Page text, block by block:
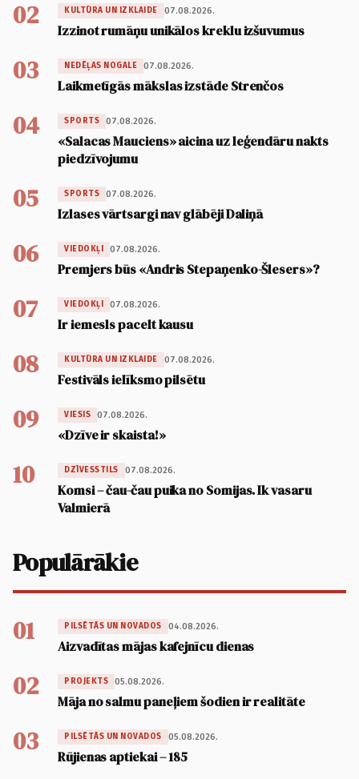
02 KULTŪRA UN IZKLAIDE 07.08.2026.
Izzinot rumāņu unikālos kreklu izšuvumus
03 NEDĒĻAS NOGALE 07.08.2026.
Laikmetīgās mākslas izstāde Strenčos
04 SPORTS 07.08.2026.
«Salacas Mauciens» aicina uz leģendāru nakts
piedzīvojumu
05 SPORTS 07.08.2026.
Izlases vārtsargi nav glābēji Daliņā
06 VIEDOKĻI 07.08.2026.
Premjers būs «Andris Stepaņenko-Šlesers»?
07 VIEDOKĻI 07.08.2026.
Ir iemesls pacelt kausu
08 KULTŪRA UN IZKLAIDE 07.08.2026.
Festivāls ielīksmo pilsētu
09 VIESIS 07.08.2026.
«Dzīve ir skaista!»
10 DZĪVESSTILS 07.08.2026.
Komsi – čau-čau puika no Somijas. Ik vasaru
Valmierā
Populārākie
01 PILSĒTĀS UN NOVADOS 04.08.2026.
Aizvadītas mājas kafejnīcu dienas
02 PROJEKTS 05.08.2026.
Māja no salmu paneļiem šodien ir realitāte
03 PILSĒTĀS UN NOVADOS 05.08.2026.
Rūjienas aptiekai – 185